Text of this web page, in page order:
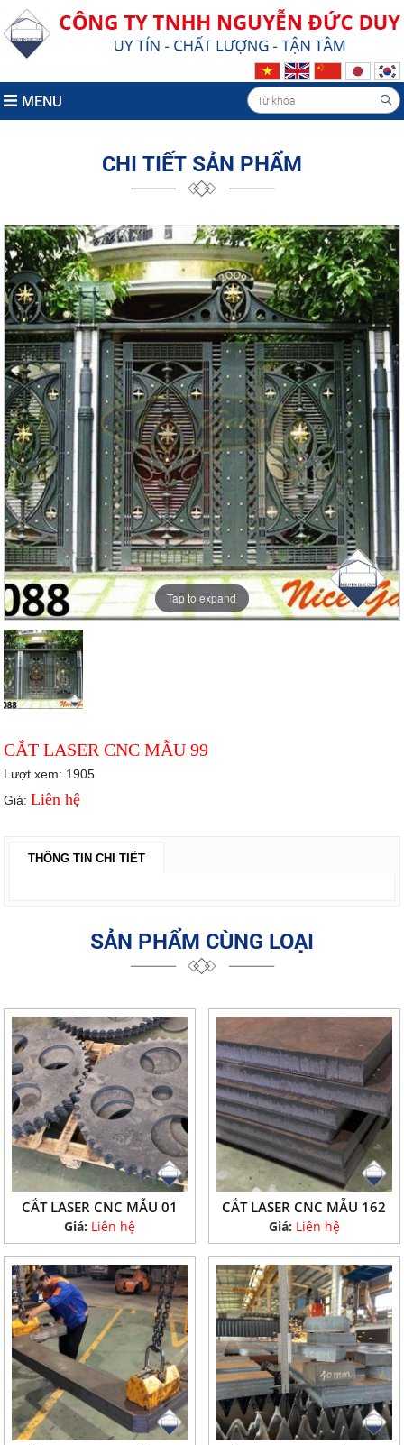
MENU
CHI TIẾT SẢN PHẨM
Tap to expand
CẮT LASER CNC MẪU 99
Lượt xem: 1905
Giá: Liên hệ
THÔNG TIN CHI TIẾT
SẢN PHẨM CÙNG LOẠI
CẮT LASER CNC MẪU 01
Giá: Liên hệ
CẮT LASER CNC MẪU 162
Giá: Liên hệ